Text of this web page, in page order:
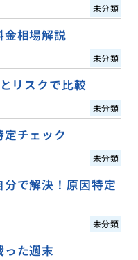
未分類
金相場解説
未分類
リスクで比較
未分類
チェック
未分類
で解決！原因特定
未分類
た週末